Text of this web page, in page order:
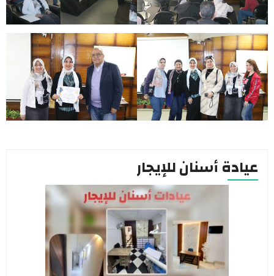
عيادة أسنان للإيجار